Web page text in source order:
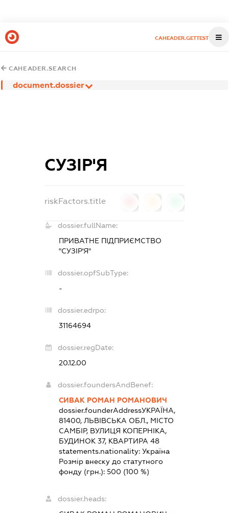
CAHEADER.GETTEST
CAHEADER.SEARCH
document.dossier
СУЗІР'Я
riskFactors.title
dossier.fullName:
ПРИВАТНЕ ПІДПРИЄМСТВО
"СУЗІР'Я"
dossier.opfSubType:
-
dossier.edrpo:
31164694
dossier.regDate:
20.12.00
dossier.foundersAndBenef:
СИВАК РОМАН РОМАНОВИЧ
dossier.founderAddressУКРАЇНА,
81400, ЛЬВІВСЬКА ОБЛ., МІСТО
САМБІР, ВУЛИЦЯ КОПЕРНІКА,
БУДИНОК 37, КВАРТИРА 48
statements.nationality:Україна
Розмір внеску до статутного
фонду (грн.):500 (100 %)
dossier.heads: